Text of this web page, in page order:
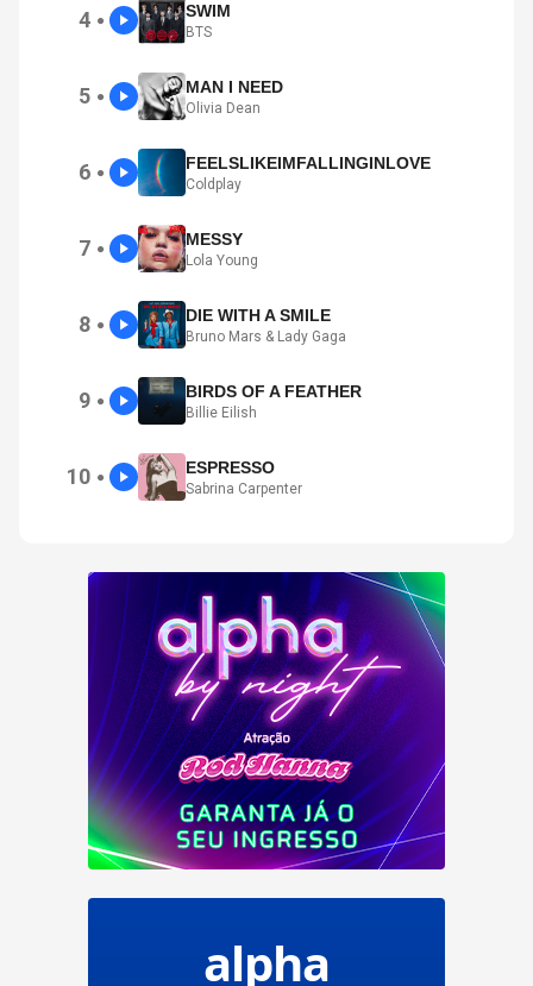
4 ● SWIM
BTS
5 ● MAN I NEED
Olivia Dean
6 ● FEELSLIKEIMFALLINGINLOVE
Coldplay
7 ● MESSY
Lola Young
8 ● DIE WITH A SMILE
Bruno Mars & Lady Gaga
9 ● BIRDS OF A FEATHER
Billie Eilish
10 ● ESPRESSO
Sabrina Carpenter